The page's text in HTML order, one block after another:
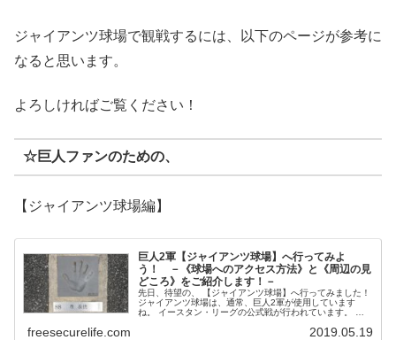
ジャイアンツ球場で観戦するには、以下のページが参考に
なると思います。
よろしければご覧ください！
☆巨人ファンのための、
【ジャイアンツ球場編】
巨人2軍【ジャイアンツ球場】へ行ってみよ
う！ －《球場へのアクセス方法》と《周辺の見
どころ》をご紹介します！－
先日、待望の、 【ジャイアンツ球場】へ行ってみました！
ジャイアンツ球場は、通常、巨人2軍が使用しています
ね。 イースタン・リーグの公式戦が行われています。 今
freesecurelife.com 2019.05.19